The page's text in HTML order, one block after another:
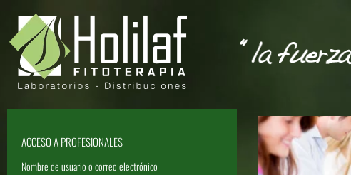
ACCESO A PROFESIONALES
Nombre de usuario o correo electrónico